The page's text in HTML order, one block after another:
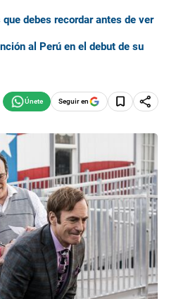
debes recordar antes de ver
al Perú en el debut de su
Seguir en